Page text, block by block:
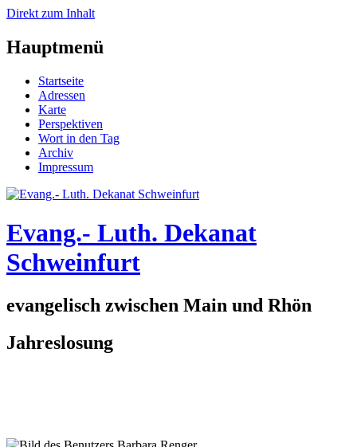
Direkt zum Inhalt
Hauptmenü
Startseite
Adressen
Karte
Perspektiven
Wort in den Tag
Archiv
Impressum
Evang.- Luth. Dekanat
Schweinfurt
evangelisch zwischen Main und Rhön
Jahreslosung